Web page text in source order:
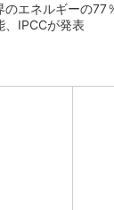
のエネルギーの77
、IPCCが発表